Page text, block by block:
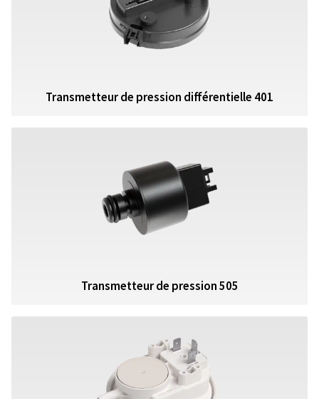
Transmetteur de pression différentielle 401
Transmetteur de pression 505